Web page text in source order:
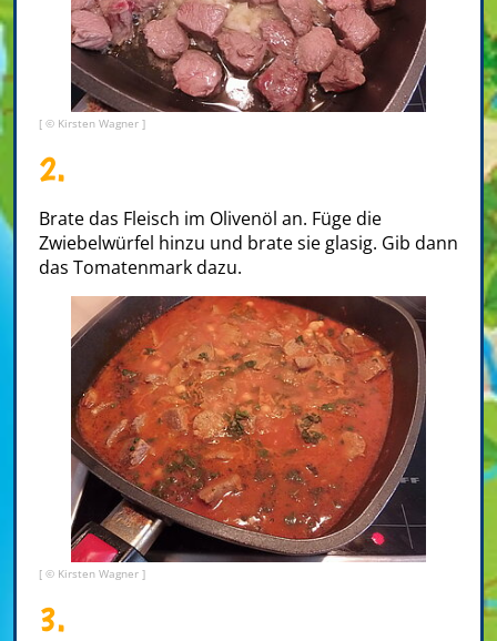
[ © Kirsten Wagner ]
2.
Brate das Fleisch im Olivenöl an. Füge die
Zwiebelwürfel hinzu und brate sie glasig. Gib dann
das Tomatenmark dazu.
[ © Kirsten Wagner ]
3.